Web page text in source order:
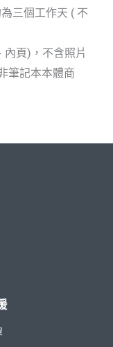
三個工作天 ( 不
內頁)，不含照片
筆記本本體商